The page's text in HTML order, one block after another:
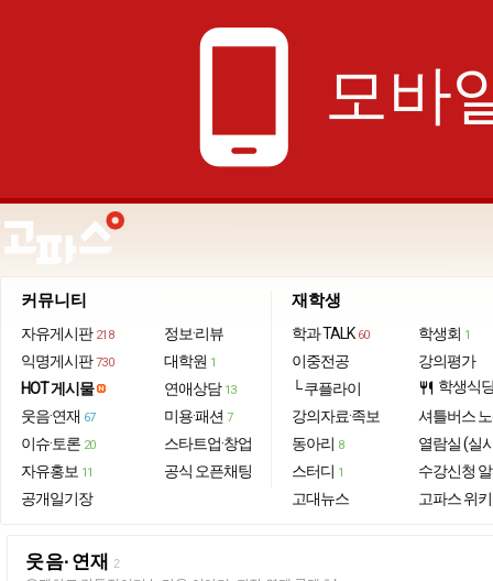
phone_android 모바
커뮤니티
자유게시판 218
익명게시판 730
HOT 게시물
웃음·연재 67
이슈·토론 20
자유홍보 11
공개일기장
정보·리뷰
대학원 1
연애상담 13
미용·패션 7
스타트업·창업
공식 오픈채팅
재학생
학과 TALK 60
이중전공
└ 쿠플라이
강의자료·족보
동아리 8
스터디 1
고대뉴스
학생회 1
강의평가
restaurant 학생식
셔틀버스
열람실 (실
수강신청
고파스 위키
웃음·연재 2